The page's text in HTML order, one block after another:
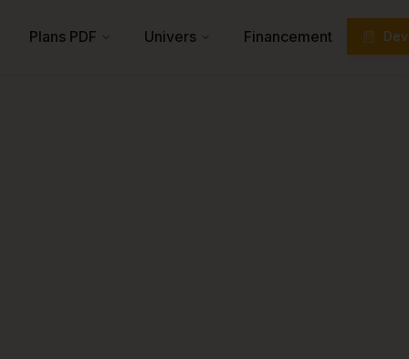
Plans PDF Univers Financement